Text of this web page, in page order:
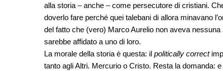
alla storia – anche – come persecutore di cristiani.
doverlo fare perché quei talebani di allora minavano
del fatto che (vero) Marco Aurelio non aveva
sarebbe affidato a uno di loro.
La morale della storia è questa: il politically correct
tanto agli Altri. Mercurio o Cristo. Resta la domanda: